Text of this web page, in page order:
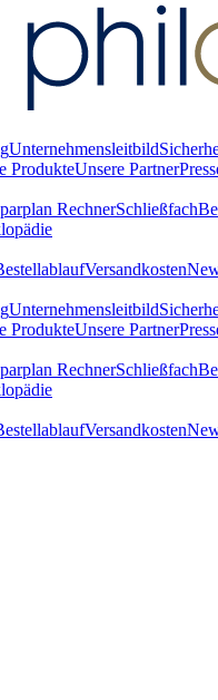
Unternehmensleitbild
ProdukteUnsere Partner
RechnerSchließfach
Versandkosten
Unternehmensleitbild
ProdukteUnsere Partner
RechnerSchließfach
Versandkosten